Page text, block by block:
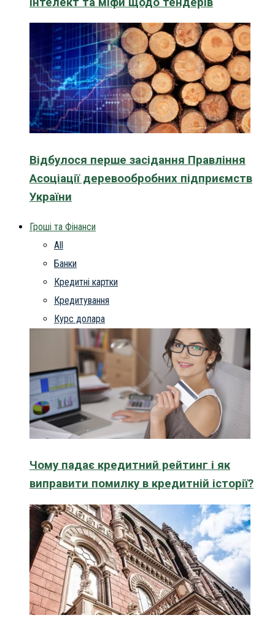
Відбулося перше засідання Правління
Асоціації деревообробних підприємств
України
Гроші та Фінанси
All
Банки
Кредитні картки
Кредитування
Курс долара
Чому падає кредитний рейтинг і як
виправити помилку в кредитній історії?